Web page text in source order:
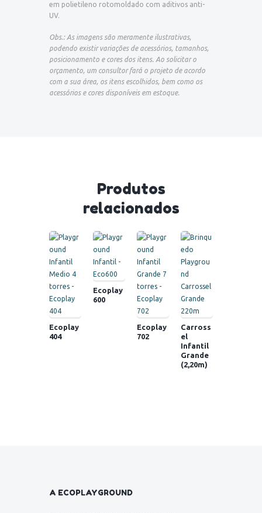
em polietileno rotomoldado com aditivos anti-
UV.
Obs.: As imagens são meramente ilustrativas,
podendo existir variações de acessórios, tamanhos,
posicionamento e cores dos itens. Ao solicitar o
orçamento, um consultor fará o projeto de acordo
com a sua área, os itens escolhidos, bem como os
acessórios e cores disponíveis em estoque.
Produtos
relacionados
Ecoplay
404
Ecoplay
600
Ecoplay
702
Carross
el
Infantil
Grande
(2,20m)
A ECOPLAYGROUND